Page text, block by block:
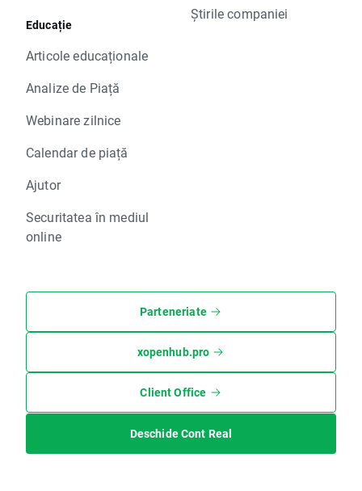
Educație
Articole educaționale
Analize de Piață
Webinare zilnice
Calendar de piață
Ajutor
Securitatea în mediul
online
Știrile companiei
Parteneriate
xopenhub.pro
Client Office
Deschide Cont Real